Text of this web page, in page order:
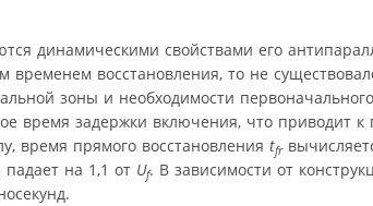
динамическими свойствами его
временем восстановления, то не
зоны и необходимости
время задержки включения, что приводит
время прямого восстановления tfr
на 1,1 от Uf. В зависимости от